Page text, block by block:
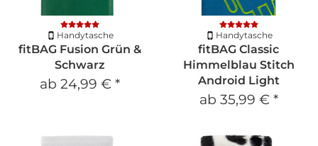
Handytasche
fitBAG Fusion Grün &
Schwarz
ab 24,99 € *
Handytasche
fitBAG Classic
Himmelblau Stitch
Android Light
ab 35,99 € *